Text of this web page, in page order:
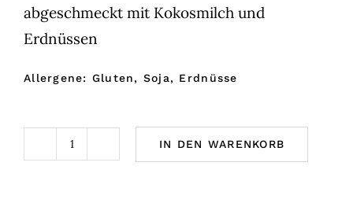
abgeschmeckt mit Kokosmilch und
Erdnüssen
Allergene: Gluten, Soja, Erdnüsse
#24
IN DEN WARENKORB